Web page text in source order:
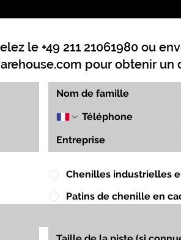
le +49 211 21061980 ou
pour obtenir un
Chenilles industrielles
Patins de chenille en